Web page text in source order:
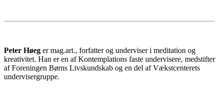
Peter Høeg er mag.art., forfatter og underviser i meditation og
kreativitet. Han er en af Kontemplations faste undervisere, medstifter
af Foreningen Børns Livskundskab og en del af Vækstcenterets
undervisergruppe.